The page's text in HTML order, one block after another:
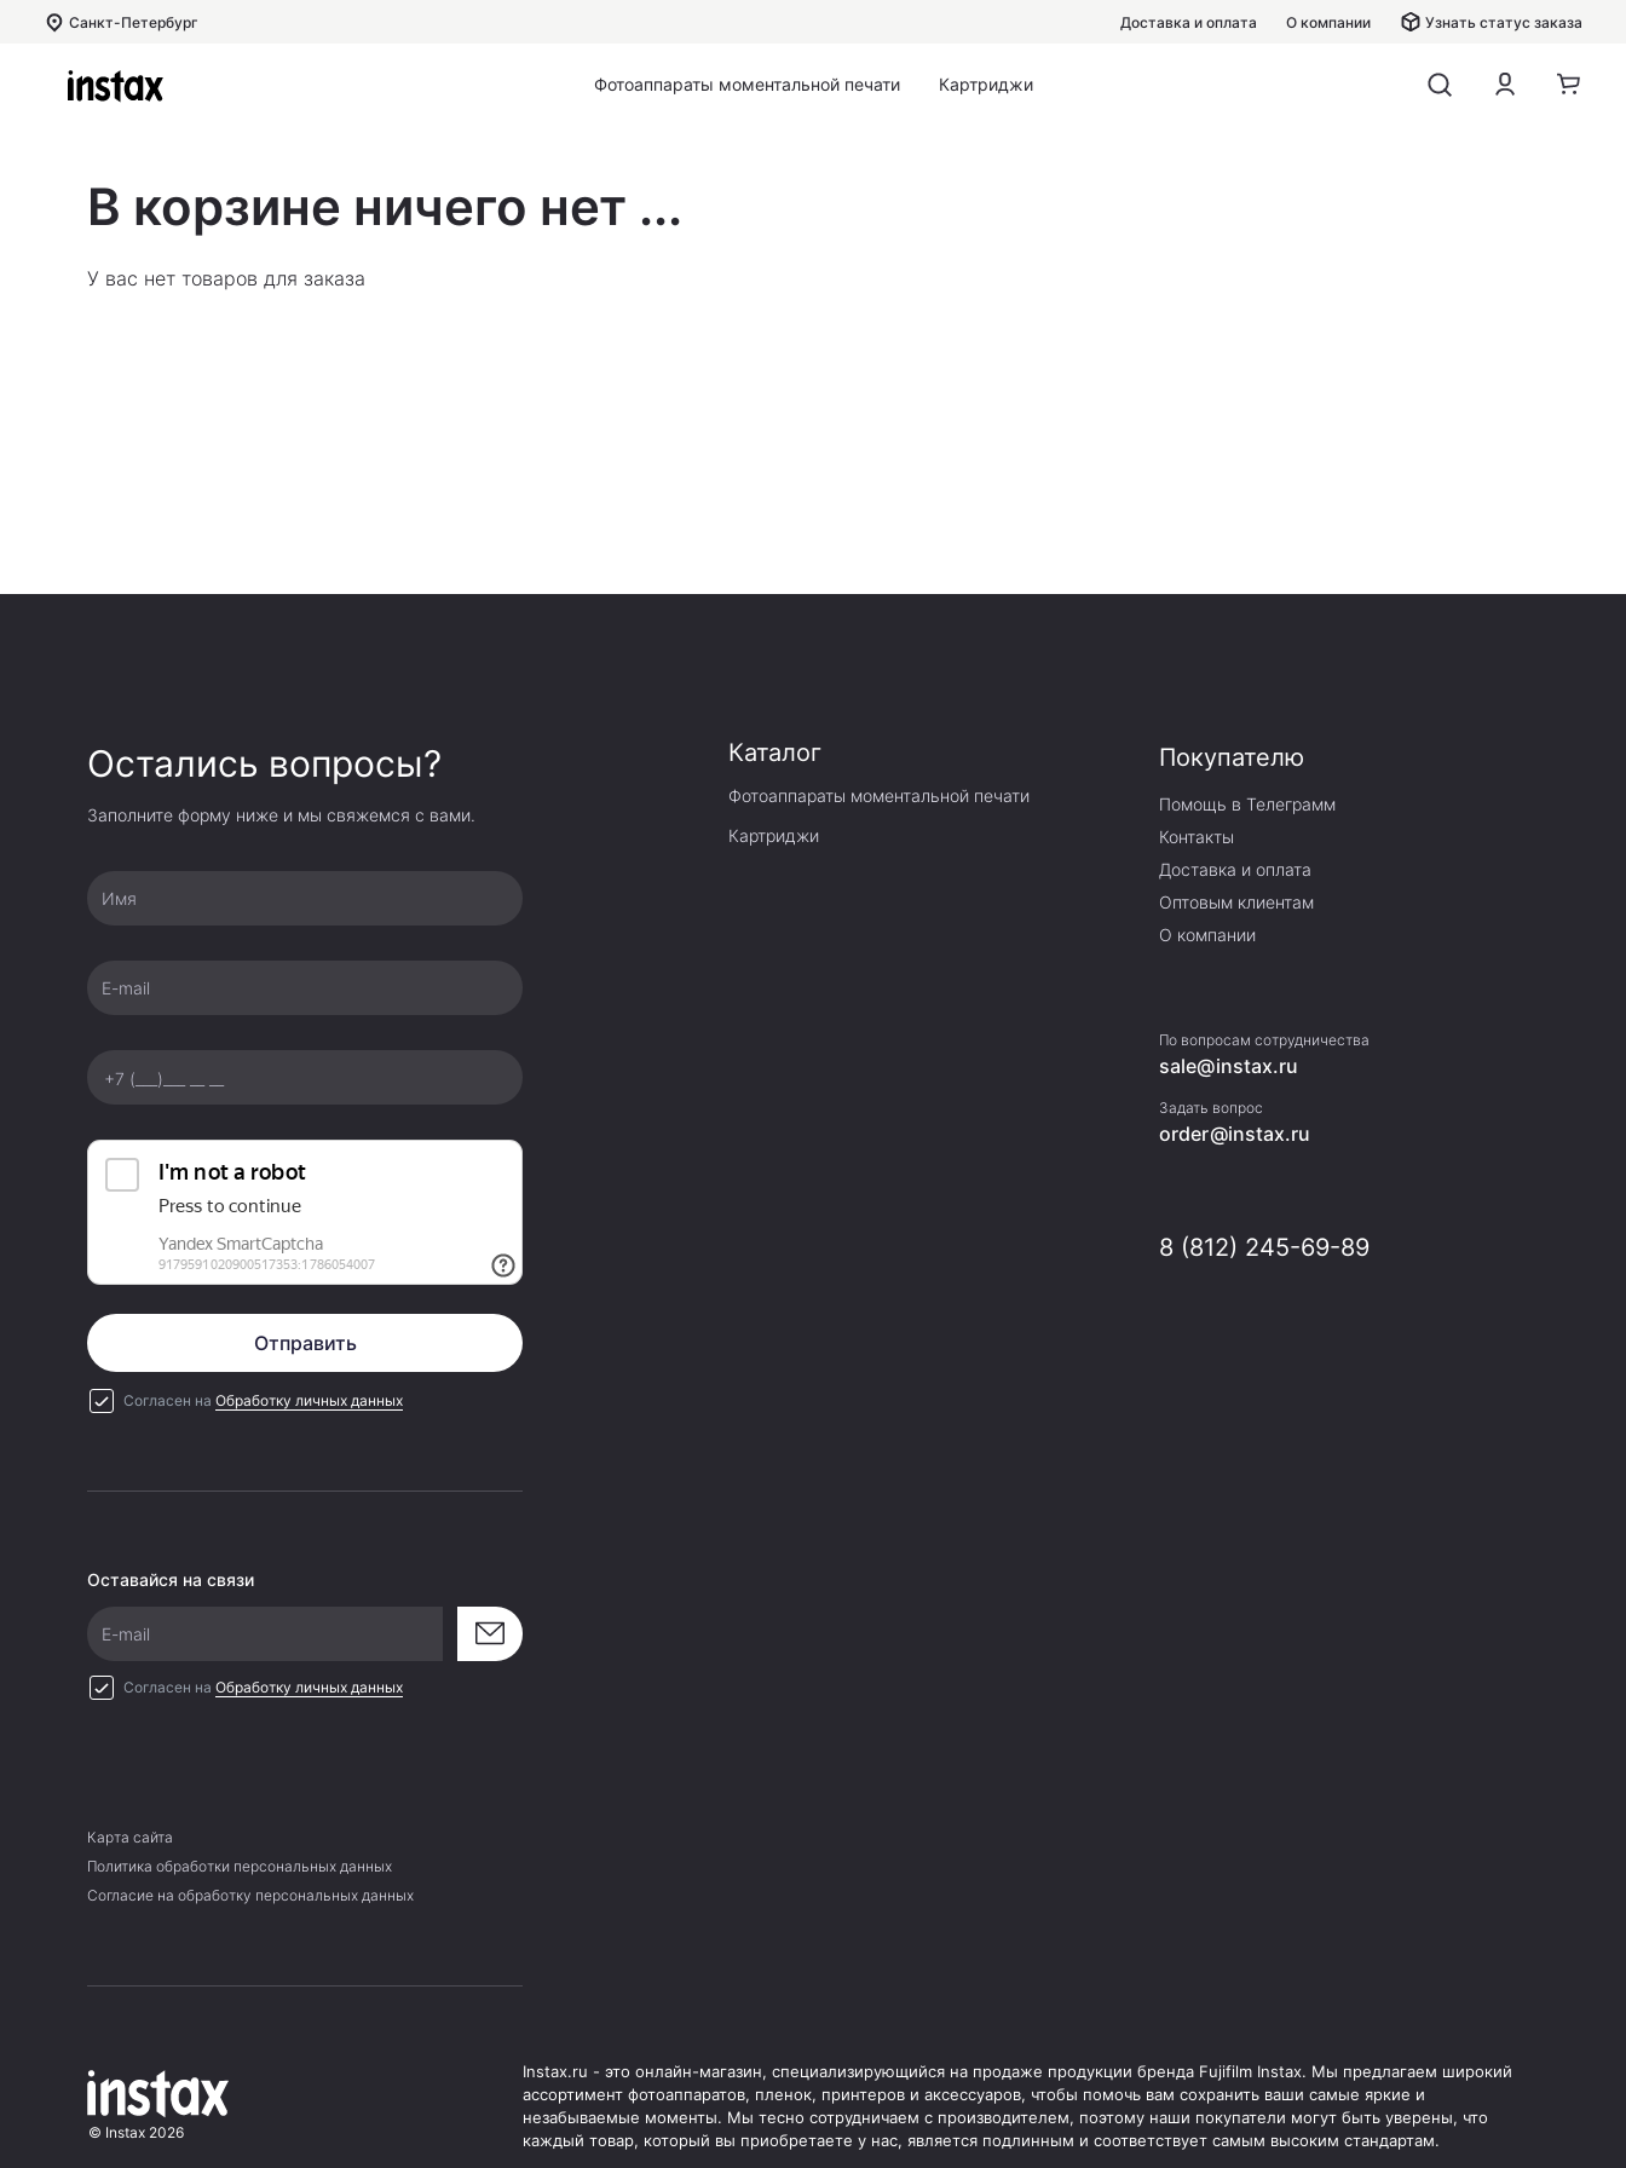
Санкт-Петербург Доставка и оплата О компании Узнать статус заказа
Фотоаппараты моментальной печати Картриджи
В корзине ничего нет ...
У вас нет товаров для заказа
Остались вопросы?
Заполните форму ниже и мы свяжемся с вами.
Имя
E-mail
Отправить
Согласен на Обработку личных данных
Оставайся на связи
E-mail
Согласен на Обработку личных данных
Карта сайта
Политика обработки персональных данных
Согласие на обработку персональных данных
Каталог
Фотоаппараты моментальной печати
Картриджи
Покупателю
Помощь в Телеграмм
Контакты
Доставка и оплата
Оптовым клиентам
О компании
По вопросам сотрудничества
sale@instax.ru
Задать вопрос
order@instax.ru
8 (812) 245-69-89
© Instax 2026
Instax.ru - это онлайн-магазин, специализирующийся на продаже продукции бренда Fujifilm Instax. Мы предлагаем широкий
ассортимент фотоаппаратов, пленок, принтеров и аксессуаров, чтобы помочь вам сохранить ваши самые яркие и
незабываемые моменты. Мы тесно сотрудничаем с производителем, поэтому наши покупатели могут быть уверены, что
каждый товар, который вы приобретаете у нас, является подлинным и соответствует самым высоким стандартам.